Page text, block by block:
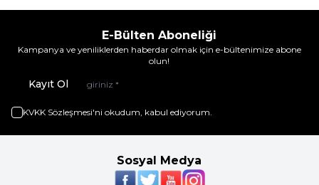
E-Bülten Aboneliği
Kampanya ve yeniliklerden haberdar olmak için e-bültenimize abone
olun!
Kayıt Ol
KVKK Sözleşmesi'ni okudum, kabul ediyorum.
Sosyal Medya